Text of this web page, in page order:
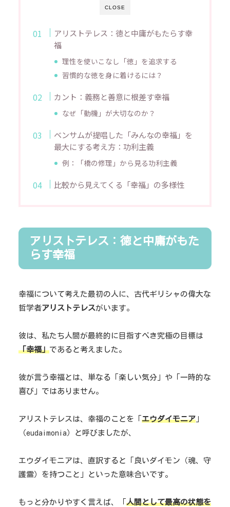
CLOSE
アリストテレス：徳と中庸がもたらす幸
福
理性を使いこなし「徳」を追求する
習慣的な徳を身に着けるには？
カント：義務と善意に根差す幸福
なぜ「動機」が大切なのか？
ベンサムが提唱した「みんなの幸福」を
最大にする考え方：功利主義
例：「橋の修理」から見る功利主義
比較から見えてくる「幸福」の多様性
アリストテレス：徳と中庸がもた
らす幸福
幸福について考えた最初の人に、古代ギリシャの偉大な
哲学者アリストテレスがいます。
彼は、私たち人間が最終的に目指すべき究極の目標は
「幸福」であると考えました。
彼が言う幸福とは、単なる「楽しい気分」や「一時的な
喜び」ではありません。
アリストテレスは、幸福のことを「 エウダイモニア
（eudaimonia）と呼びましたが、
エウダイモニアは、直訳すると「良いダイモン（魂、守
護霊）を持つこと」といった意味合いです。
もっと分かりやすく言えば、「 人間として最高の状態を